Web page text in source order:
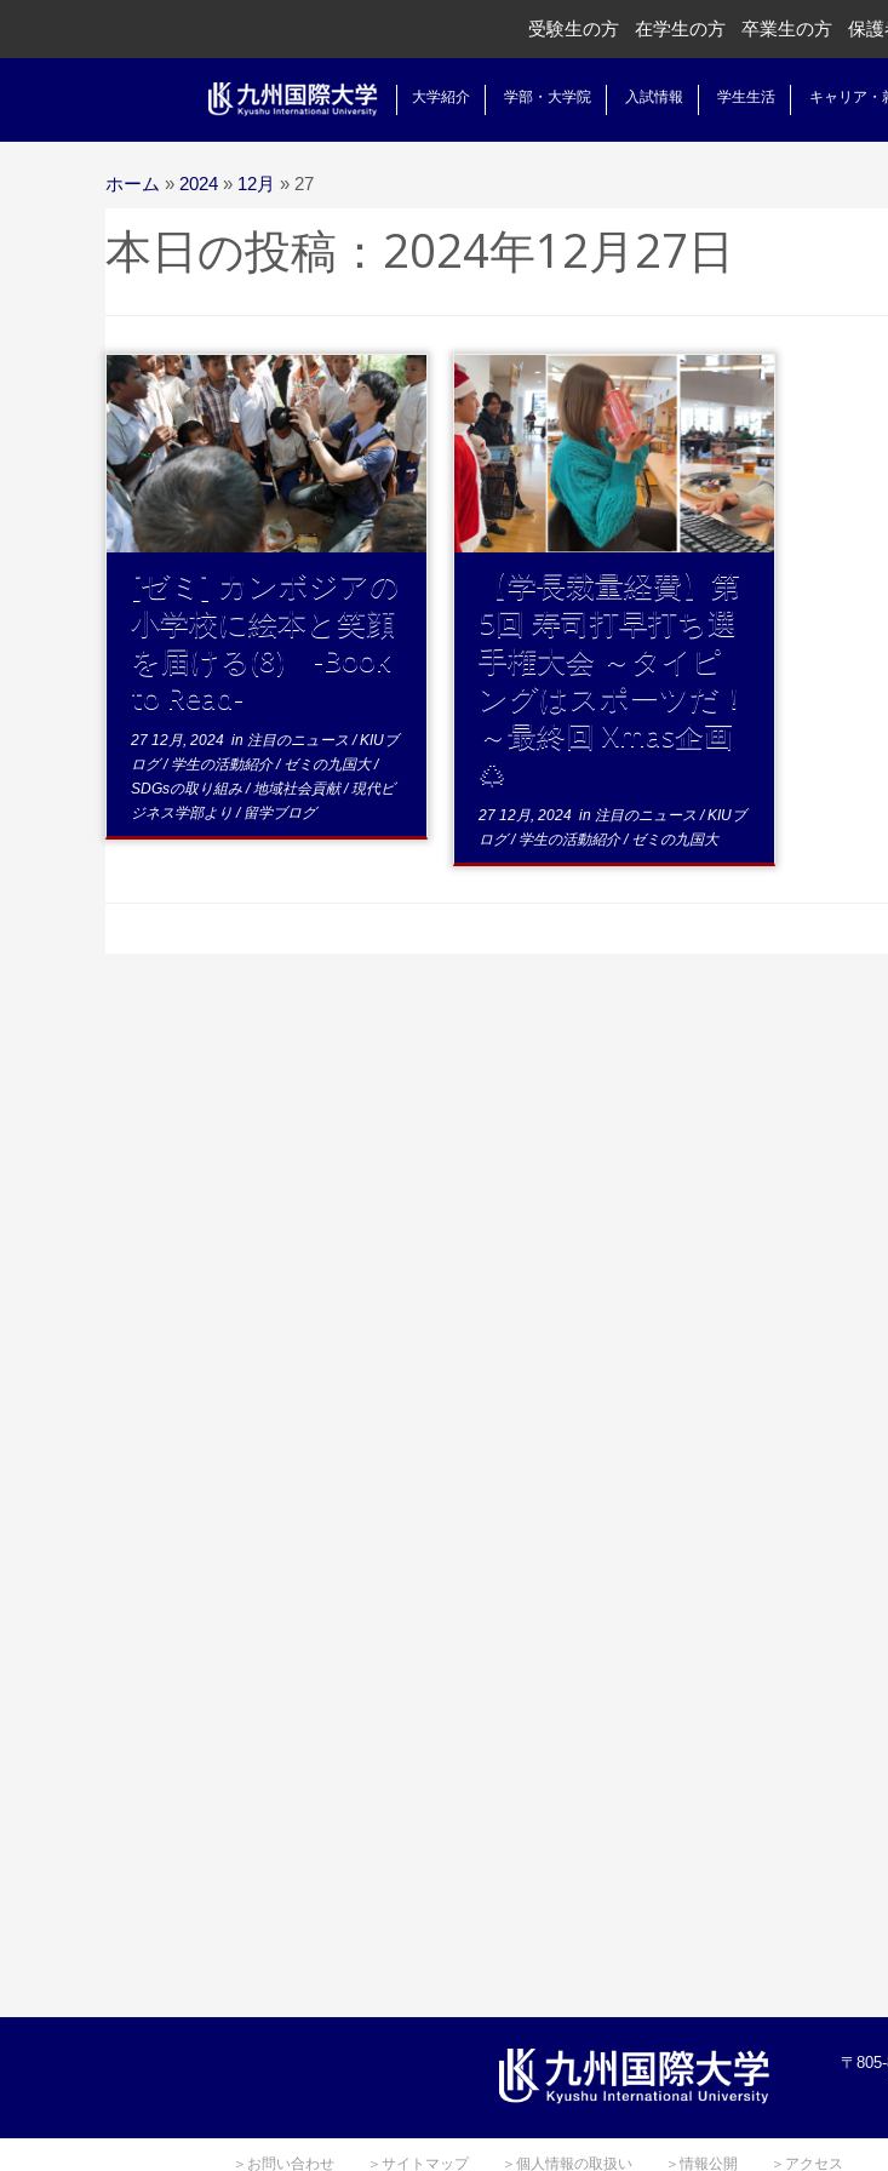
受験生の方 在学生の方 卒業生の方 保
大学紹介 学部・大学院 入試情報 学生生活 キャリア・
ホーム » 2024 » 12月 » 27
本日の投稿： 2024年12月27日
...続きを読む
[ゼミ] カンボジアの
小学校に絵本と笑顔
を届ける(8) -Book
to Read-
27 12月, 2024 in 注目のニュース/KIUブ
ログ/学生の活動紹介/ゼミの九国大/
SDGsの取り組み/地域社会貢献/現代ビ
ジネス学部より/留学ブログ
...続きを読む
【学長裁量経費】第
5回 寿司打早打ち選
手権大会 ～タイピ
ングはスポーツだ！
～最終回 Xmas企画
🎄
27 12月, 2024 in 注目のニュース/KIUブ
ログ/学生の活動紹介/ゼミの九国大
〒
＞お問い合わせ ＞サイトマップ ＞個人情報の取扱い ＞情報公開 ＞アクセス